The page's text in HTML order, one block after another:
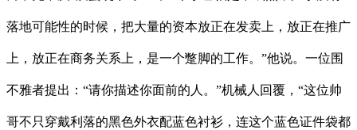
落地可能性的时候，把大量的资本放正在发卖上，放正在推广
上，放正在商务关系上，是一个蹩脚的工作。”他说。一位围
不雅者提出：“请你描述你面前的人。”机械人回覆，“这位帅
哥不只穿戴利落的黑色外衣配蓝色衬衫，连这个蓝色证件袋都